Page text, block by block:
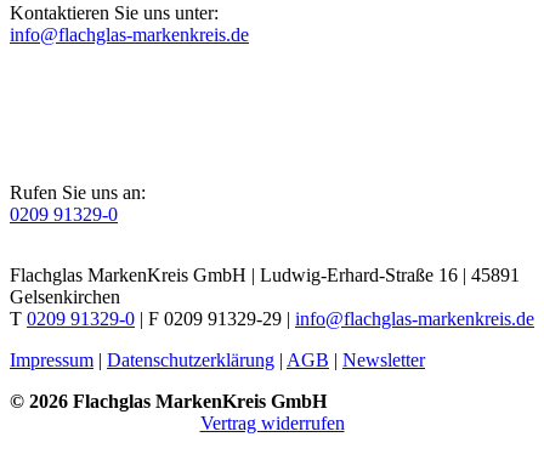
Kontaktieren Sie uns unter:
info@flachglas-markenkreis.de
Rufen Sie uns an:
0209 91329-0
Flachglas MarkenKreis GmbH | Ludwig-Erhard-Straße 16 | 45891
Gelsenkirchen
T 0209 91329-0 | F 0209 91329-29 | info@flachglas-markenkreis.de
Impressum | Datenschutzerklärung | AGB | Newsletter
© 2026 Flachglas MarkenKreis GmbH
Vertrag widerrufen